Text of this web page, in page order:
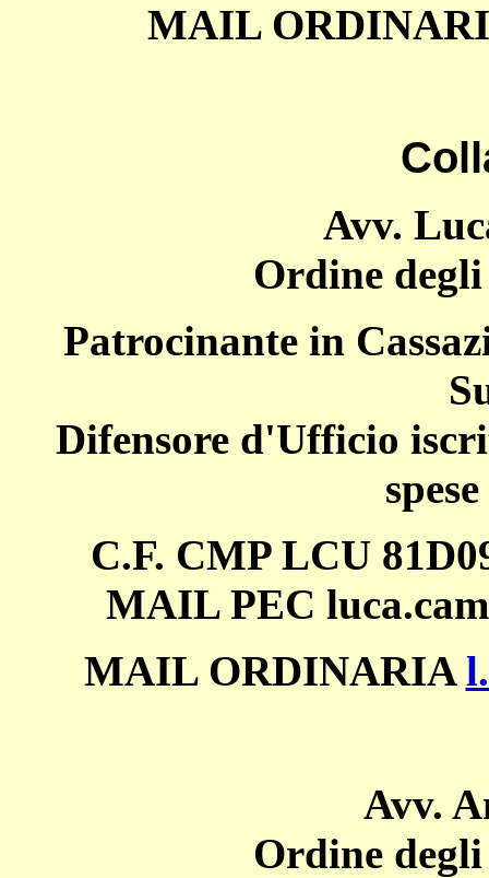
MAIL
Avv.
Ordine
Patrocinante in
Difensore d'Ufficio
C.F. CMP LCU
MAIL PEC
MAIL ORDINARIA
Avv.
Ordine